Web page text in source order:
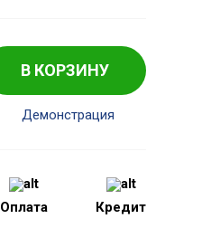
В КОРЗИНУ
Демонстрация
Оплата Кредит